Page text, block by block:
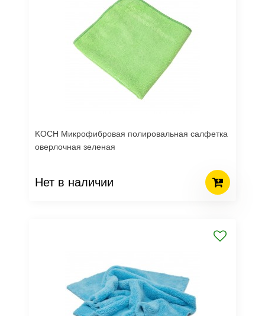
KOCH Микрофибровая полировальная салфетка
оверлочная зеленая
Нет в наличии